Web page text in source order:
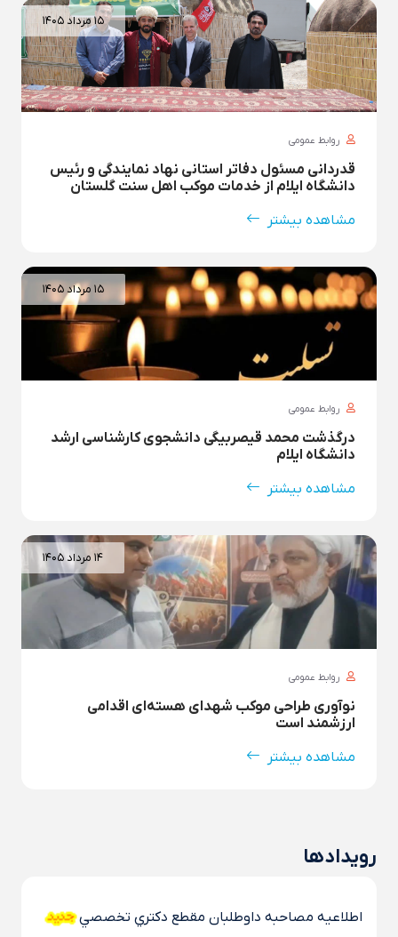
۱۵ مرداد ۱۴۰۵
روابط عمومی
قدردانی مسئول دفاتر استانی نهاد نمایندگی و رئیس
دانشگاه ایلام از خدمات موکب اهل سنت گلستان
مشاهده بیشتر
۱۵ مرداد ۱۴۰۵
روابط عمومی
درگذشت محمد قیصربیگی دانشجوی کارشناسی ارشد
دانشگاه ایلام
مشاهده بیشتر
۱۴ مرداد ۱۴۰۵
روابط عمومی
نوآوری طراحی موکب شهدای هسته‌ای اقدامی
ارزشمند است
مشاهده بیشتر
رویدادها
اطلاعيه مصاحبه داوطلبان مقطع دکتري تخصصي